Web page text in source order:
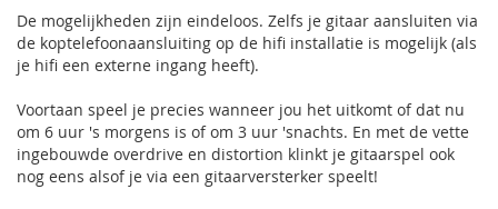
De mogelijkheden zijn eindeloos. Zelfs je gitaar aansluiten via
de koptelefoonaansluiting op de hifi installatie is mogelijk (als
je hifi een externe ingang heeft).
Voortaan speel je precies wanneer jou het uitkomt of dat nu
om 6 uur 's morgens is of om 3 uur 'snachts. En met de vette
ingebouwde overdrive en distortion klinkt je gitaarspel ook
nog eens alsof je via een gitaarversterker speelt!